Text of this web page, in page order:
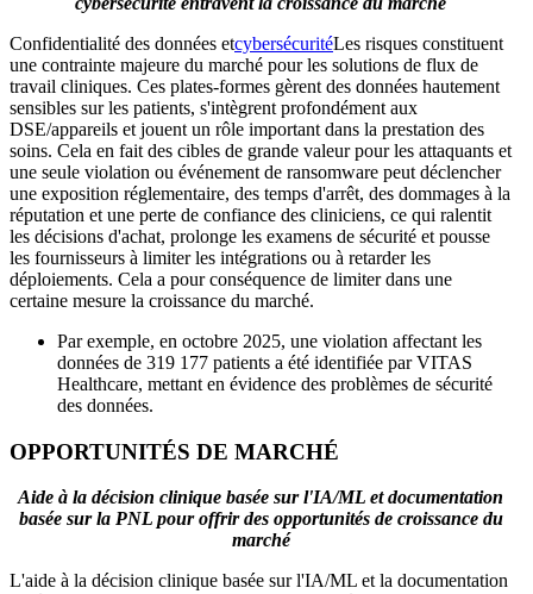
Confidentialité des données etcybersécuritéLes risques constituent
une contrainte majeure du marché pour les solutions de flux de
travail cliniques. Ces plates-formes gèrent des données hautement
sensibles sur les patients, s'intègrent profondément aux
DSE/appareils et jouent un rôle important dans la prestation des
soins. Cela en fait des cibles de grande valeur pour les attaquants et
une seule violation ou événement de ransomware peut déclencher
une exposition réglementaire, des temps d'arrêt, des dommages à la
réputation et une perte de confiance des cliniciens, ce qui ralentit
les décisions d'achat, prolonge les examens de sécurité et pousse
les fournisseurs à limiter les intégrations ou à retarder les
déploiements. Cela a pour conséquence de limiter dans une
certaine mesure la croissance du marché.
Par exemple, en octobre 2025, une violation affectant les
données de 319 177 patients a été identifiée par VITAS
Healthcare, mettant en évidence des problèmes de sécurité
des données.
OPPORTUNITÉS DE MARCHÉ
Aide à la décision clinique basée sur l'IA/ML et documentation
basée sur la PNL pour offrir des opportunités de croissance du
marché
L'aide à la décision clinique basée sur l'IA/ML et la documentation